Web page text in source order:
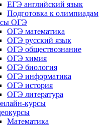
ЕГЭ английский язык
Подготовка к олимпиадам
ОГЭ
ОГЭ математика
ОГЭ русский язык
ОГЭ обществознание
ОГЭ химия
ОГЭ биология
ОГЭ информатика
ОГЭ история
ОГЭ литература
курсы
Математика